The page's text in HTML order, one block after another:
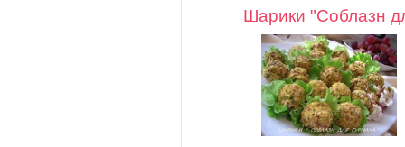
Шарики "Соблазн